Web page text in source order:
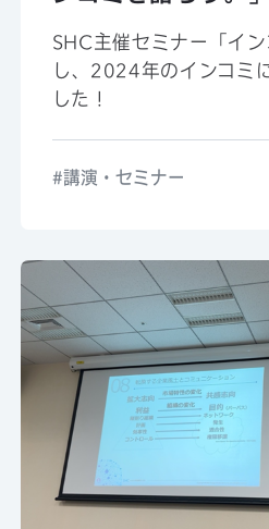
SHC主催セミナー「イ
し、2024年のインコミ
した！
講演・セミナー